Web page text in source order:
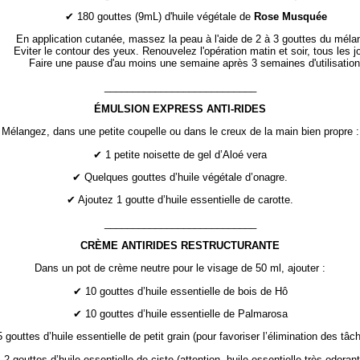
✔ 180 gouttes (9mL) d'huile végétale de Rose Musquée
En application cutanée, massez la peau à l'aide de 2 à 3 gouttes du
Eviter le contour des yeux. Renouvelez l'opération matin et soir, tous les
Faire une pause d'au moins une semaine après 3 semaines
ÉMULSION EXPRESS ANTI-RIDES
Mélangez, dans une petite coupelle ou dans le creux de la main bien propre :
✔ 1 petite noisette de gel d’Aloé vera
✔ Quelques gouttes d’huile végétale d’onagre.
✔ Ajoutez 1 goutte d’huile essentielle de carotte.
CRÈME ANTIRIDES RESTRUCTURANTE
Dans un pot de crème neutre pour le visage de 50 ml, ajouter :
✔ 10 gouttes d’huile essentielle de bois de Hô
✔ 10 gouttes d’huile essentielle de Palmarosa
gouttes d’huile essentielle de petit grain (pour favoriser l’élimination des